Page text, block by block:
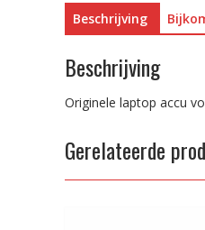
Beschrijving
Beschrijving
Originele laptop accu
Gerelateerde